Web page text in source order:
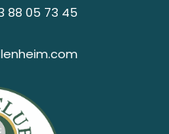
88 05 73 45